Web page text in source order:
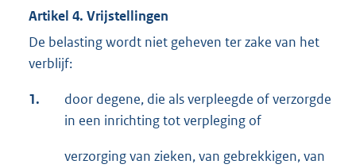
Artikel 4. Vrijstellingen
De belasting wordt niet geheven ter zake van het
verblijf:
1.
door degene, die als verpleegde of verzorgde
in een inrichting tot verpleging of
verzorging van zieken, van gebrekkigen, van